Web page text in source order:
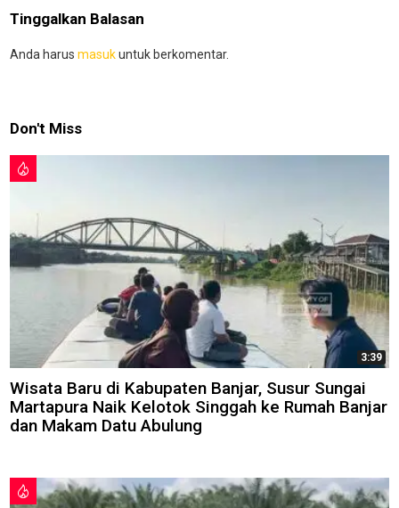
Tinggalkan Balasan
Anda harus masukuntuk berkomentar.
Don't Miss
3:39
Wisata Baru di Kabupaten Banjar, Susur Sungai
Martapura Naik Kelotok Singgah ke Rumah Banjar
dan Makam Datu Abulung